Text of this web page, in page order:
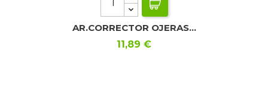
AR.CORRECTOR OJERAS...
Precio
11,89 €